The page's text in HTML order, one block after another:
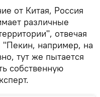
от Китая, Россия
различные
отвечая
например, на
тут же пытается
собственную